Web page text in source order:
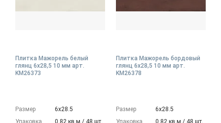
Плитка Мажорель белый
глянц 6x28,5 10 мм арт.
KM26373
Размер
6х28.5
Упаковка
0.82 кв.м./ 48 шт.
Плитка Мажорель бордовый
глянц 6x28,5 10 мм арт.
KM26378
Размер
6х28.5
Упаковка
0.82 кв.м./ 48 шт.